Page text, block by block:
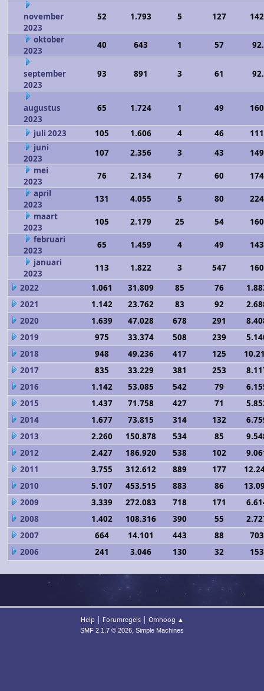
november
2023
52 1.793 5 127
oktober
2023
40 643 1 57
september
2023
93 891 3 61
augustus
2023
65 1.724 1 49
juli 2023 105 1.606 4 46
juni
2023
107 2.356 3 43
mei
2023
76 2.134 7 60
april
2023
131 4.055 5 80
maart
2023
105 2.179 25 54
februari
2023
65 1.459 4 49
januari
2023
113 1.822 3 547
2022
1.061 31.809 85 76
2021
1.142 23.762 83 92
2020
1.639 47.028 678 291
2019
975 33.374 508 239
2018
948 49.236 417 125
2017
835 33.229 381 253
2016
1.142 53.085 542 79
2015
1.437 71.758 427 71
2014
1.677 73.815 314 132
2013
2.260 150.878 534 85
2012
2.427 186.920 538 102
2011
3.755 312.612 889 177
2010
5.107 453.515 883 86
2009
3.339 272.083 718 171
2008
1.402 108.316 390 55
2007
664 14.101 443 88
2006
241 3.046 130 32
Help | Forumregels| Omhoog ▲
SMF 2.1.7 © 2026, Simple Machines